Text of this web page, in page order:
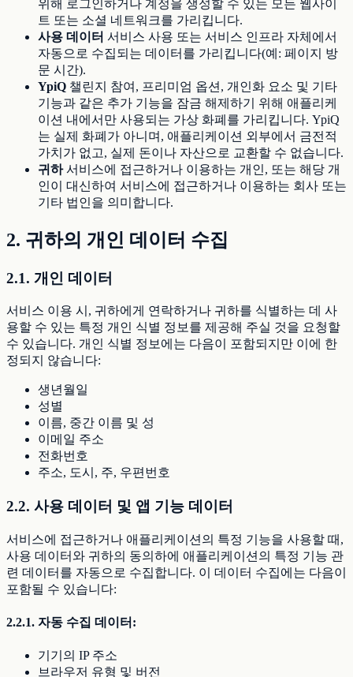
위해 로그인하거나 계정을 생성할 수 있는 모든 웹사이
트 또는 소셜 네트워크를 가리킵니다.
사용 데이터 서비스 사용 또는 서비스 인프라 자체에서
자동으로 수집되는 데이터를 가리킵니다(예: 페이지 방
문 시간).
YpiQ 챌린지 참여, 프리미엄 옵션, 개인화 요소 및 기타
기능과 같은 추가 기능을 잠금 해제하기 위해 애플리케
이션 내에서만 사용되는 가상 화폐를 가리킵니다. YpiQ
는 실제 화폐가 아니며, 애플리케이션 외부에서 금전적
가치가 없고, 실제 돈이나 자산으로 교환할 수 없습니다.
귀하서비스에 접근하거나 이용하는 개인, 또는 해당 개
인이 대신하여 서비스에 접근하거나 이용하는 회사 또는
기타 법인을 의미합니다.
2. 귀하의 개인 데이터 수집
2.1. 개인 데이터
서비스 이용 시, 귀하에게 연락하거나 귀하를 식별하는 데 사
용할 수 있는 특정 개인 식별 정보를 제공해 주실 것을 요청할
수 있습니다. 개인 식별 정보에는 다음이 포함되지만 이에 한
정되지 않습니다:
생년월일
성별
이름, 중간 이름 및 성
이메일 주소
전화번호
주소, 도시, 주, 우편번호
2.2. 사용 데이터 및 앱 기능 데이터
서비스에 접근하거나 애플리케이션의 특정 기능을 사용할 때,
사용 데이터와 귀하의 동의하에 애플리케이션의 특정 기능 관
련 데이터를 자동으로 수집합니다. 이 데이터 수집에는 다음이
포함될 수 있습니다:
2.2.1. 자동 수집 데이터:
기기의 IP 주소
브라우저 유형 및 버전